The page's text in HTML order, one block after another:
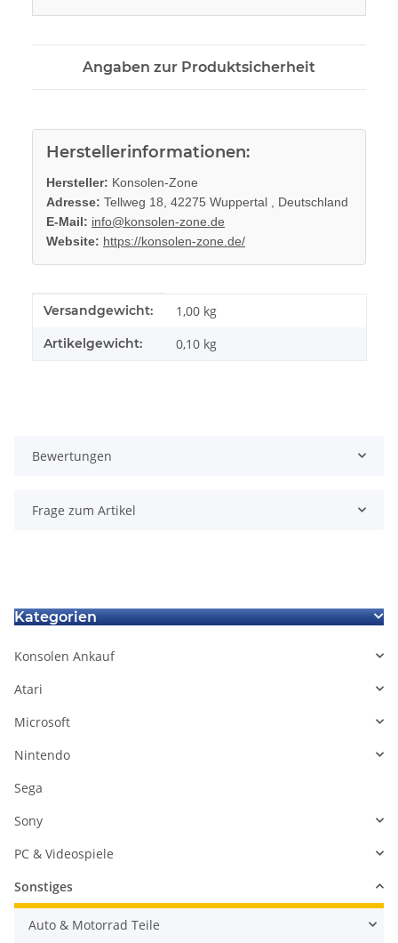
Angaben zur Produktsicherheit
Herstellerinformationen:
Hersteller: Konsolen-Zone
Adresse: Tellweg 18, 42275 Wuppertal , Deutschland
E-Mail: info@konsolen-zone.de
Website: https://konsolen-zone.de/
Produkteigenschaft
Wert
Versandgewicht: 1,00 kg
Artikelgewicht: 0,10 kg
Bewertungen
Frage zum Artikel
Kategorien
Konsolen Ankauf
Atari
Microsoft
Nintendo
Sega
Sony
PC & Videospiele
Sonstiges
Auto & Motorrad Teile